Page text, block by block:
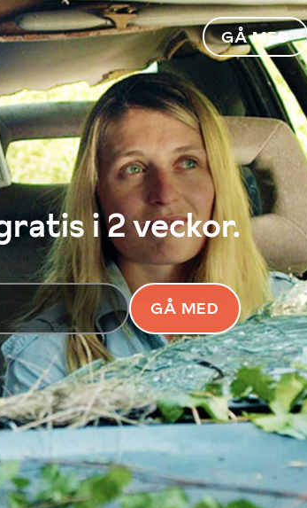
GÅ MED
i 2 veckor.
GÅ MED